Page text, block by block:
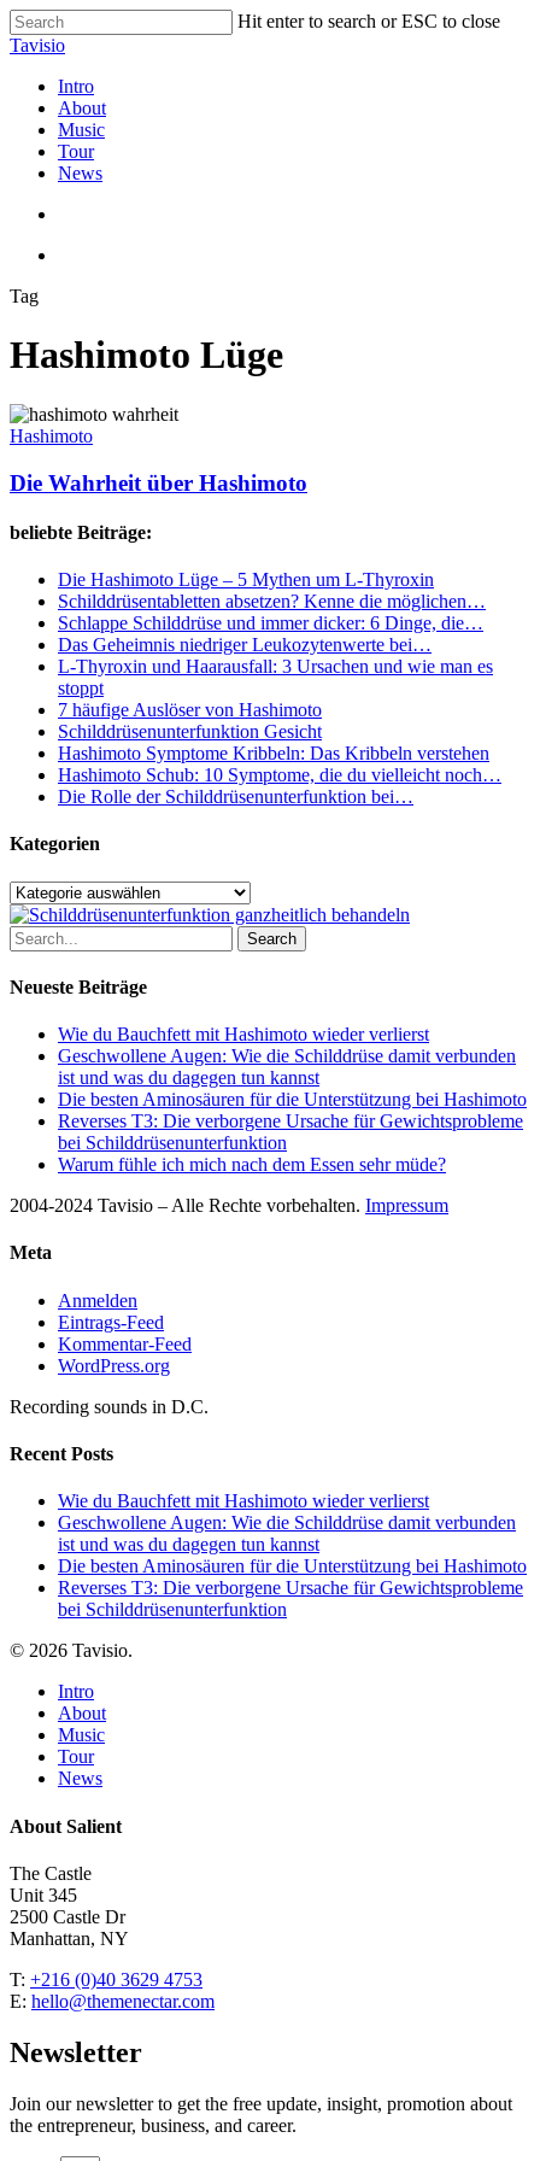
Skip
to
content
Hit enter to search or ESC to close
Close
Tavisio
search
Menu
Intro
About
Music
Tour
News
Tag
Hashimoto Lüge
Die
Wahrheit
Hashimoto
Hashimoto
Die Wahrheit über Hashimoto
beliebte Beiträge:
Die Hashimoto Lüge – 5 Mythen um L-Thyroxin
Schilddrüsentabletten absetzen? Kenne die möglichen…
Schlappe Schilddrüse und immer dicker: 6 Dinge, die…
Das Geheimnis niedriger Leukozytenwerte bei…
L-Thyroxin und Haarausfall: 3 Ursachen und wie man es
stoppt
7 häufige Auslöser von Hashimoto
Schilddrüsenunterfunktion Gesicht
Hashimoto Symptome Kribbeln: Das Kribbeln verstehen
Hashimoto Schub: 10 Symptome, die du vielleicht noch…
Die Rolle der Schilddrüsenunterfunktion bei…
Kategorien
Kategorien
Search
Neueste Beiträge
Wie du Bauchfett mit Hashimoto wieder verlierst
Geschwollene Augen: Wie die Schilddrüse damit verbunden
ist und was du dagegen tun kannst
Die besten Aminosäuren für die Unterstützung bei Hashimoto
Reverses T3: Die verborgene Ursache für Gewichtsprobleme
bei Schilddrüsenunterfunktion
Warum fühle ich mich nach dem Essen sehr müde?
2004-2024 Tavisio – Alle Rechte vorbehalten. Impressum
Meta
Anmelden
Eintrags-Feed
Kommentar-Feed
WordPress.org
Recording sounds in D.C.
Recent Posts
Wie du Bauchfett mit Hashimoto wieder verlierst
Geschwollene Augen: Wie die Schilddrüse damit verbunden
ist und was du dagegen tun kannst
Die besten Aminosäuren für die Unterstützung bei Hashimoto
Reverses T3: Die verborgene Ursache für Gewichtsprobleme
bei Schilddrüsenunterfunktion
© 2026 Tavisio.
Close
Menu
Intro
About
Music
Tour
News
About Salient
The Castle
Unit 345
2500 Castle Dr
Manhattan, NY
T: +216 (0)40 3629 4753
E: hello@themenectar.com
Newsletter
Join our newsletter to get the free update, insight, promotion about
the entrepreneur, business, and career.